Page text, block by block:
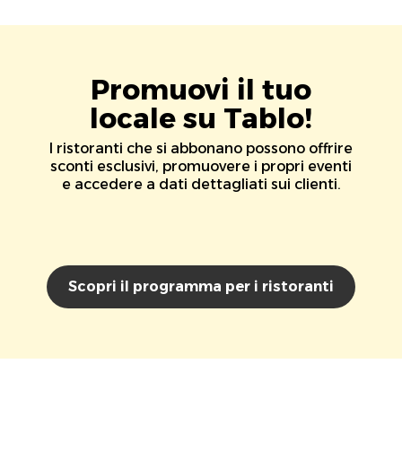
Promuovi il tuo
locale su Tablo!
I ristoranti che si abbonano possono offrire
sconti esclusivi, promuovere i propri eventi
e accedere a dati dettagliati sui clienti.
Scopri il programma per i ristoranti